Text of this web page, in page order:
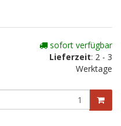
sofort verfügbar
Lieferzeit: 2 - 3
Werktage